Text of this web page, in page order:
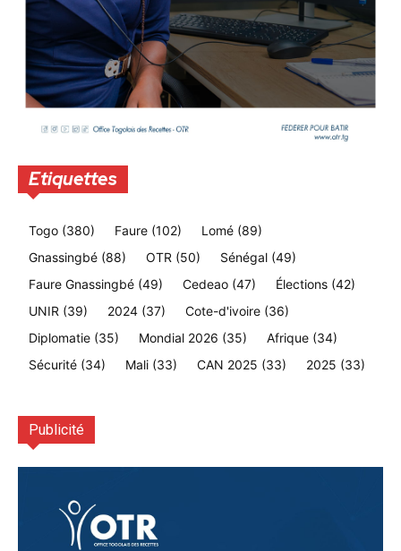
Etiquettes
Togo (380) Faure (102) Lomé (89)
Gnassingbé (88) OTR (50) Sénégal (49)
Faure Gnassingbé (49) Cedeao (47) Élections (42)
UNIR (39) 2024 (37) Cote-d'ivoire (36)
Diplomatie (35) Mondial 2026 (35) Afrique (34)
Sécurité (34) Mali (33) CAN 2025 (33) 2025 (33)
Publicité